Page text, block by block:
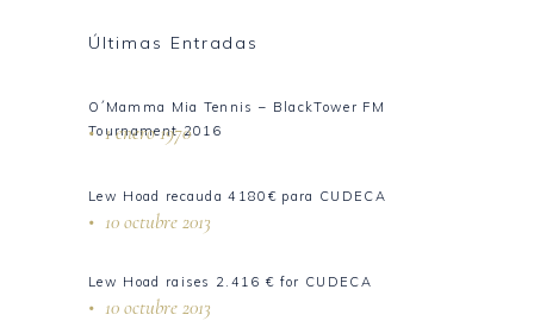
Últimas Entradas
O´Mamma Mia Tennis – BlackTower FM
Tournament 2016
1 enero 1970
Lew Hoad recauda 4180€ para CUDECA
10 octubre 2013
Lew Hoad raises 2.416 € for CUDECA
10 octubre 2013